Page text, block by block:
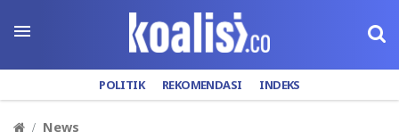
POLITIK REKOMENDASI INDEKS
News